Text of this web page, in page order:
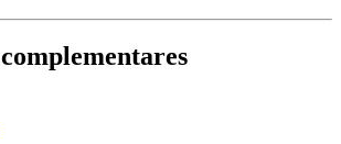
complementares